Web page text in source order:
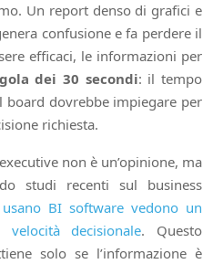
Un report denso di grafici e
confusione e fa perdere il
efficaci, le informazioni per
dei 30 secondi: il tempo
board dovrebbe impiegare per
richiesta.
non è un’opinione, ma
studi recenti sul business
BI software vedono un
decisionale. Questo
solo se l’informazione è